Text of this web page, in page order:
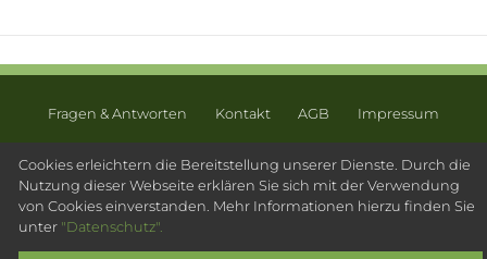
Fragen & Antworten Kontakt AGB Impressum
Datenschutz Sitemap
© 2003 - 2026 Psychotherapeutensuche.de - PsyOS GmbH
Cookies erleichtern die Bereitstellung unserer Dienste. Durch die
Nutzung dieser Webseite erklären Sie sich mit der Verwendung
von Cookies einverstanden. Mehr Informationen hierzu finden Sie
unter "Datenschutz".